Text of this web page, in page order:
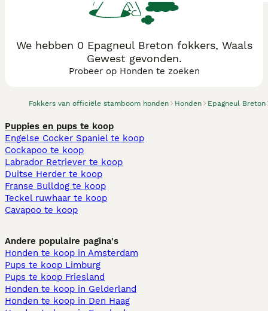
Fokkers van officiële stamboom honden Honden Epagneul Breton
We hebben 0 Epagneul Breton fokkers, Waals
Gewest gevonden.
Probeer op Honden te zoeken
Puppies en pups te koop
Engelse Cocker Spaniel te koop
Cockapoo te koop
Labrador Retriever te koop
Duitse Herder te koop
Franse Bulldog te koop
Teckel ruwhaar te koop
Cavapoo te koop
Andere populaire pagina's
Honden te koop in Amsterdam
Pups te koop Limburg​
Pups te koop Friesland​
Honden te koop in Gelderland
Honden te koop in Den Haag